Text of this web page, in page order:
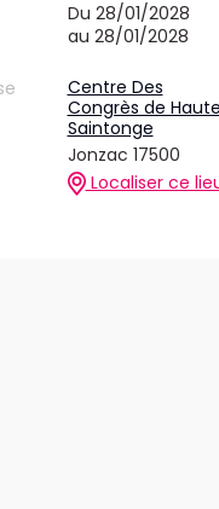
Du 28/01/2028
au 28/01/2028
Centre Des
Congrès de
Saintonge
Jonzac 17500
Localiser ce